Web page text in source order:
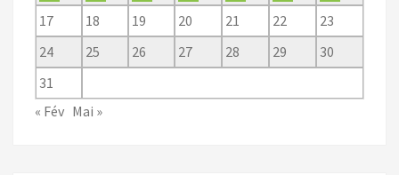
17
18 19 20 21 22
23
24
25 26 27 28 29
30
31
« Fév Mai »